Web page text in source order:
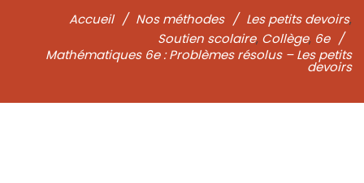
Accueil / Nos méthodes / Les petits devoirs,
Soutien scolaire, Collège, 6e /
Mathématiques 6e : Problèmes résolus – Les petits
devoirs